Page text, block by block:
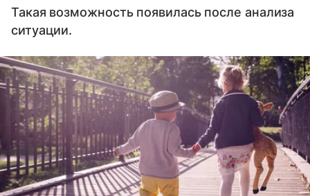
Такая возможность появилась после анализа
ситуации.